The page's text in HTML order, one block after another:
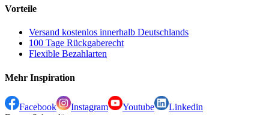
Vorteile
Versand kostenlos innerhalb Deutschlands
100 Tage Rückgaberecht
Flexible Bezahlarten
Mehr Inspiration
Facebook Instagram Youtube
Linkedin